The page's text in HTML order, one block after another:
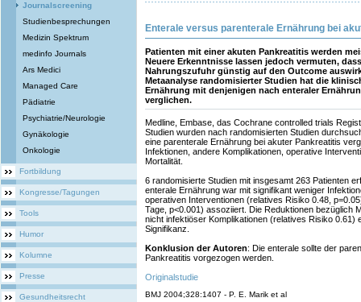
Journalscreening
Studienbesprechungen
Medizin Spektrum
medinfo Journals
Ars Medici
Managed Care
Pädiatrie
Psychiatrie/Neurologie
Gynäkologie
Onkologie
Fortbildung
Kongresse/Tagungen
Tools
Humor
Kolumne
Presse
Gesundheitsrecht
Enterale versus parenterale Ernährung bei
Patienten mit einer akuten Pankreatitis werden
Neuere Erkenntnisse lassen jedoch vermuten,
Nahrungszufuhr günstig auf den Outcome
Metaanalyse randomisierter Studien hat die
Ernährung mit denjenigen nach enteraler
verglichen.
Medline, Embase, das Cochrane controlled trials
Studien wurden nach randomisierten Studien
eine parenterale Ernährung bei akuter Pankreatitis
Infektionen, andere Komplikationen, operative
Mortalität.
6 randomisierte Studien mit insgesamt 263 Patienten
enterale Ernährung war mit signifikant weniger
operativen Interventionen (relatives Risiko 0.48,
Tage, p<0.001) assoziiert. Die Reduktionen bezüglich
nicht infektiöser Komplikationen (relatives Risiko 0.61)
Signifikanz.
Konklusion der Autoren: Die enterale sollte der
Pankreatitis vorgezogen werden.
Originalstudie
BMJ 2004;328:1407 - P. E. Marik et al